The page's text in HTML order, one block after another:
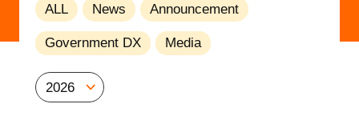
ALL News Announcement
Government DX Media
2026